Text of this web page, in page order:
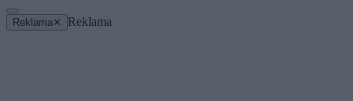
Reklama ✕ Reklama